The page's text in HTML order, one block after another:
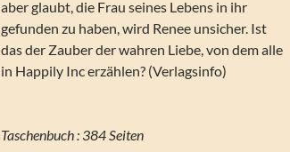
aber glaubt, die Frau seines Lebens in ihr
gefunden zu haben, wird Renee unsicher. Ist
das der Zauber der wahren Liebe, von dem alle
in Happily Inc erzählen? (Verlagsinfo)
Taschenbuch : 384 Seiten